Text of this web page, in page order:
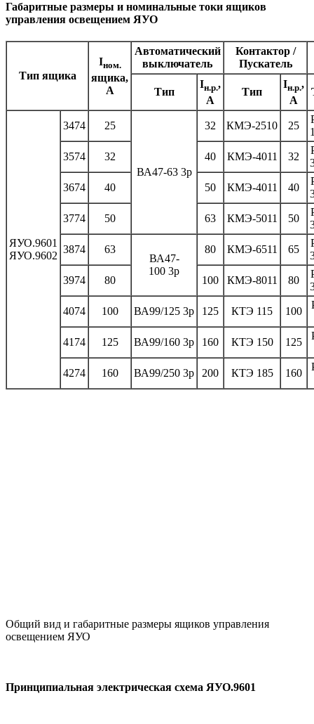
Габаритные размеры и номинальные токи ящиков
управления освещением ЯУО
Тип ящика
Iном.
ящика,
А
Автоматический
выключатель
Контактор /
Пускатель
Тип
Iн.р.,
А
Тип
Iн.р.,
А
ЯУО.9601
ЯУО.9602
3474 25
ВА47-63 3р
32 КМЭ-2510 25
3574 32 40 КМЭ-4011 32
3674 40 50 КМЭ-4011 40
3774 50 63 КМЭ-5011 50
3874 63
ВА47-
100 3р
80 КМЭ-6511 65
3974 80 100 КМЭ-8011 80
4074 100 ВА99/125 3р 125 КТЭ 115 100
4174 125 ВА99/160 3р 160 КТЭ 150 125
4274 160 ВА99/250 3р 200 КТЭ 185 160
Общий вид и габаритные размеры ящиков управления
освещением ЯУО
Принципиальная электрическая схема ЯУО.9601